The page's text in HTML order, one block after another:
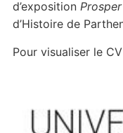
d’exposition
d’Histoire de
Pour visualiser le